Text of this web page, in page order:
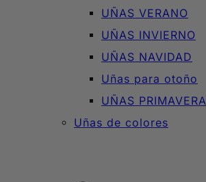
UÑAS VERANO
UÑAS INVIERNO
UÑAS NAVIDAD
Uñas para otoño
UÑAS PRIMAVERA
Uñas de colores